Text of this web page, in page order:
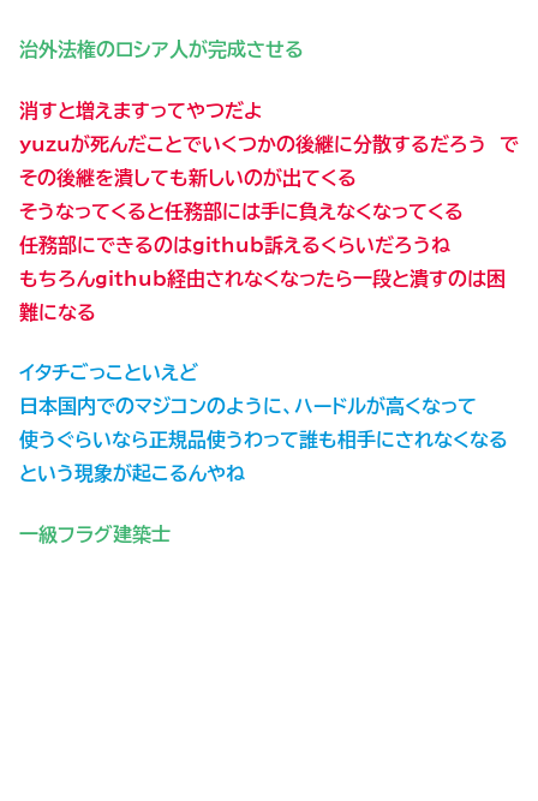
治外法権のロシア人が完成させる
消すと増えますってやつだよ
yuzuが死んだことでいくつかの後継に分散するだろう で
その後継を潰しても新しいのが出てくる
そうなってくると任務部には手に負えなくなってくる
任務部にできるのはgithub訴えるくらいだろうね
もちろんgithub経由されなくなったら一段と潰すのは困
難になる
イタチごっこといえど
日本国内でのマジコンのように、ハードルが高くなって
使うぐらいなら正規品使うわって誰も相手にされなくなる
という現象が起こるんやね
一級フラグ建築士